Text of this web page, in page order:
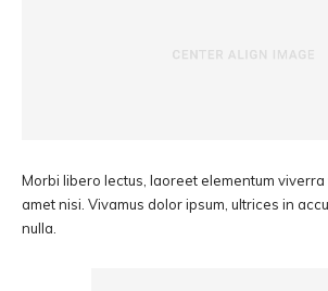
Morbi libero lectus, laoreet elementum
amet nisi. Vivamus dolor ipsum, ultrices in
nulla.